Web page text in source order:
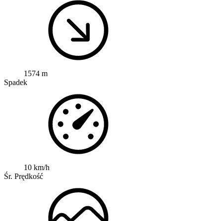
1574 m
Spadek
10 km/h
Śr. Prędkość